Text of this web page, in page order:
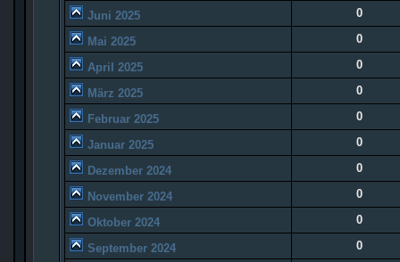
Juni 2025 0
Mai 2025 0
April 2025 0
März 2025 0
Februar 2025 0
Januar 2025 0
Dezember 2024 0
November 2024 0
Oktober 2024 0
September 2024 0